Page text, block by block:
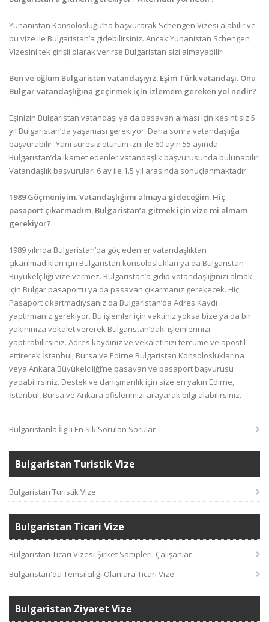
Yunanistan Konsolosluğu’na başvurarak Schengen Vizesi alabilir ve
bu vize ile Bulgaristan’a gidebilirsiniz. Ancak Yunanistan Schengen
Vizesini tek girişli olarak verirse Bulgaristan sizi almayabilir.
Ben ve oğlum Bulgaristan vatandaşıyız. Eşim Türk vatandaşı. Onu
Bulgar vatandaşlığına geçirmek için izlemem gereken yol nedir?
Eşinizin Bulgaristan vatandaşı ya da pasavan alması için kesintisiz 5
yıl Bulgaristan’da yaşaması gerekiyor. Daha sonra vatandaşlığa
başvurabilir. Yani süresiz oturum izni ile 60 ayın 55 ayında
Bulgaristan’da ikamet edenler vatandaşlık başvurusunda bulunabilir.
Vatandaşlık başvuruları 6 ay ile 1.5 yıl arasında sonuçlanmaktadır.
1989 Göçmeniyim. Vatandaşlığımı almaya gideceğim. Hiç
pasaport çıkarmadım. Bulgaristan’a gitmek için vize mi almam
gerekiyor?
1989 yılında Bulgaristan’da göç edenler vatandaşlıktan
çıkarılmadıkları için Bulgaristan konsoloslukları ya da Bulgaristan
Büyükelçiliği vize vermez. Bulgaristan’a gidip vatandaşlığınızı almak
için Bulgar pasaportu ya da pasavan çıkarmanız gerekecek. Hiç
Pasaport çıkartmadıysanız da Bulgaristan’da Adres Kaydı
yaptırmanız gerekiyor. Bu işlemler için vaktiniz yoksa bize ya da bir
yakınınıza vekalet vererek Bulgaristan’daki işlemlerinizi
yaptırabilirsiniz. Adres kaydınız ve vekaletinizi tercüme ve apostil
ettirerek İstanbul, Bursa ve Edirne Bulgaristan Konsolosluklarına
veya Ankara Büyükelçiliği’ne pasavan ve pasaport başvurusu
yapabilirsiniz. Destek ve danışmanlık için size en yakın Edirne,
İstanbul, Bursa ve Ankara ofislerimizi arayarak bilgi alabilirsiniz.
Bulgaristanla İlgili En Sık Sorulan Sorular
Bulgaristan Turistik Vize
Bulgaristan Turistik Vize
Bulgaristan Ticari Vize
Bulgaristan Ticari Vizesi-Şirket Sahipleri, Çalışanlar
Bulgaristan'da Temsilciliği Olanlara Ticari Vize
Bulgaristan Ziyaret Vize